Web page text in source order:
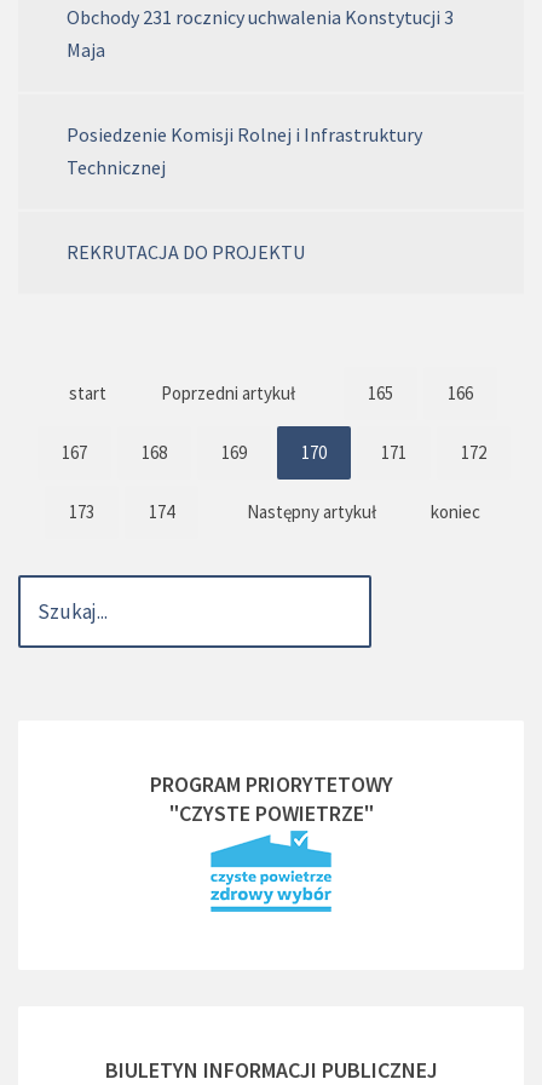
Obchody 231 rocznicy uchwalenia Konstytucji 3
Maja
Posiedzenie Komisji Rolnej i Infrastruktury
Technicznej
REKRUTACJA DO PROJEKTU
start Poprzedni artykuł 165 166
167 168 169 170 171 172
173 174 Następny artykuł koniec
PROGRAM PRIORYTETOWY
"CZYSTE POWIETRZE"
BIULETYN INFORMACJI PUBLICZNEJ